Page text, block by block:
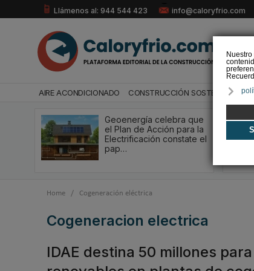
Llámenos al: 944 544 423 info@caloryfrio.com
AIRE ACONDICIONADO CONSTRUCCIÓN SOSTENIBLE
Geoenergía celebra que
el Plan de Acción para la
Electrificación constate el
pap…
Home / Cogeneración eléctrica
cogeneracion electrica
IDAE destina 50 millones